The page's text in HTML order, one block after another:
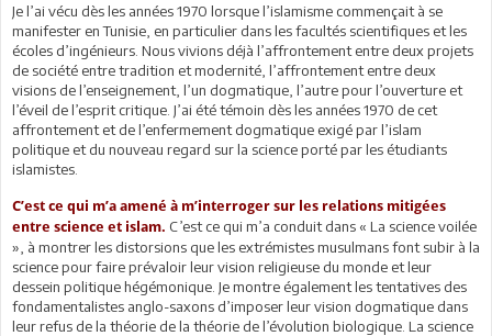
Je l’ai vécu dès les années 1970 lorsque l’islamisme commençait à se
manifester en Tunisie, en particulier dans les facultés scientifiques et les
écoles d’ingénieurs. Nous vivions déjà l’affrontement entre deux projets
de société entre tradition et modernité, l’affrontement entre deux
visions de l’enseignement, l’un dogmatique, l’autre pour l’ouverture et
l’éveil de l’esprit critique. J’ai été témoin dès les années 1970 de cet
affrontement et de l’enfermement dogmatique exigé par l’islam
politique et du nouveau regard sur la science porté par les étudiants
islamistes.
C’est ce qui m’a amené à m’interroger sur les relations mitigées
entre science et islam. C’est ce qui m’a conduit dans « La science voilée
», à montrer les distorsions que les extrémistes musulmans font subir à la
science pour faire prévaloir leur vision religieuse du monde et leur
dessein politique hégémonique. Je montre également les tentatives des
fondamentalistes anglo-saxons d’imposer leur vision dogmatique dans
leur refus de la théorie de la théorie de l’évolution biologique. La science